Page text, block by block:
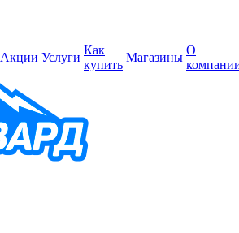
Акции Услуги
Как
купить
Магазины
О